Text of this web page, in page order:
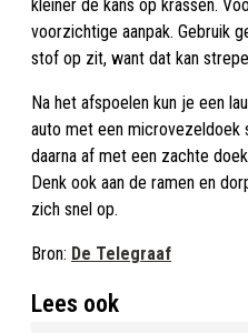
kleiner de kans op krassen.
voorzichtige aanpak. Gebruik
stof op zit, want dat kan
Na het afspoelen kun je een
auto met een microvezeldoek
daarna af met een zachte
Denk ook aan de ramen en
zich snel op.
Bron: De Telegraaf
Lees ook